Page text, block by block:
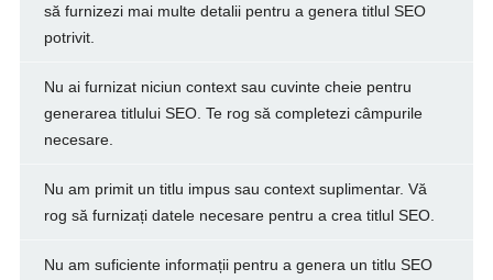
să furnizezi mai multe detalii pentru a genera titlul SEO
potrivit.
Nu ai furnizat niciun context sau cuvinte cheie pentru
generarea titlului SEO. Te rog să completezi câmpurile
necesare.
Nu am primit un titlu impus sau context suplimentar. Vă
rog să furnizați datele necesare pentru a crea titlul SEO.
Nu am suficiente informații pentru a genera un titlu SEO